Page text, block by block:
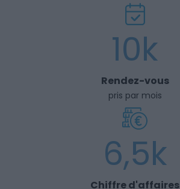
10k
Rendez-vous
pris par mois
6,5k
Chiffre d'affaires